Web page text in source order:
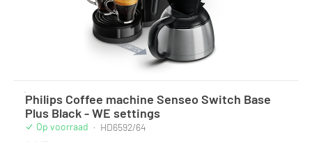
Philips Coffee machine Senseo Switch Base
Plus Black - WE settings
Op voorraad · HD6592/64